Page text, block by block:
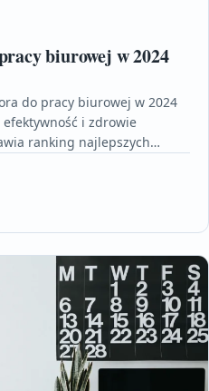
biurowej w 2024
do pracy biurowej w 2024
i zdrowie
ranking najlepszych